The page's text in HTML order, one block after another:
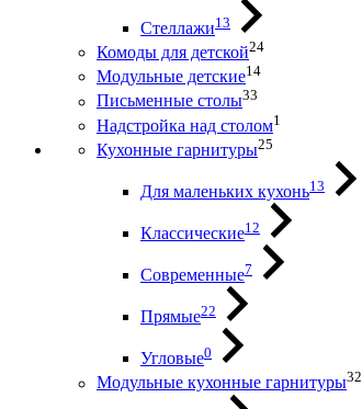
Стеллажи13
Комоды для детской24
Модульные детские14
Письменные столы33
Надстройка над столом1
Кухонные гарнитуры25
Для маленьких кухонь13
Классические12
Современные7
Прямые22
Угловые0
Модульные кухонные гарнитуры32